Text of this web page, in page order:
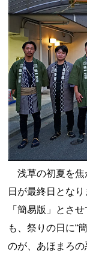
浅草の初夏を焦
日が最終日とな
「簡易版」とさ
も、祭りの日に“
のが、あほまろの